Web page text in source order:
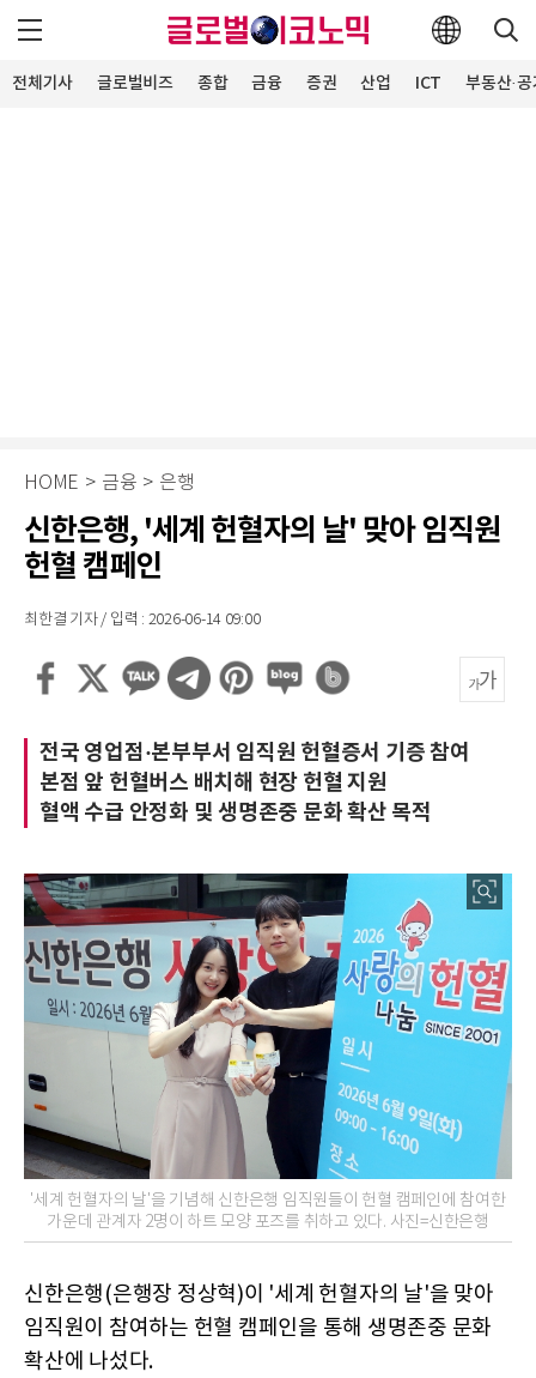
전체기사 글로벌비즈 종합 금융 증권 산업 ICT 부동산·
HOME > 금융 > 은행
신한은행, '세계 헌혈자의 날' 맞아 임직원
헌혈 캠페인
최한결 기자 / 입력 : 2026-06-14 09:00
전국 영업점·본부부서 임직원 헌혈증서 기증 참여
본점 앞 헌혈버스 배치해 현장 헌혈 지원
혈액 수급 안정화 및 생명존중 문화 확산 목적
'세계 헌혈자의 날'을 기념해 신한은행 임직원들이 헌혈 캠페인에 참여한
가운데 관계자 2명이 하트 모양 포즈를 취하고 있다. 사진=신한은행
신한은행(은행장 정상혁)이 '세계 헌혈자의 날'을 맞아
임직원이 참여하는 헌혈 캠페인을 통해 생명존중 문화
확산에 나섰다.